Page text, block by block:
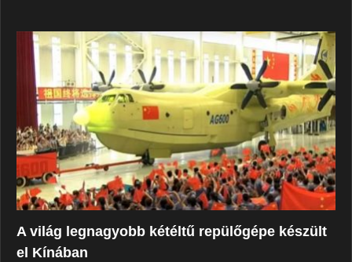
A világ legnagyobb kétéltű repülőgépe készült
el Kínában